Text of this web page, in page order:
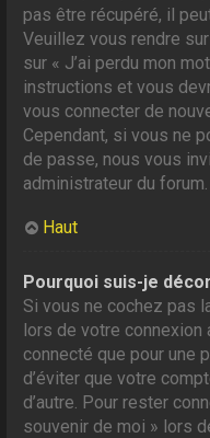
pas être récupéré, il
Veuillez vous rendre
sur « J’ai perdu mon
instructions et vous
vous connecter de
Cependant, si vous ne
de passe, nous vous
administrateur du forum.
Haut
Pourquoi suis-je
Si vous ne cochez pas
lors de votre connexion
connecté que pour une
d’éviter que votre
d’autre. Pour rester
souvenir de moi » lors